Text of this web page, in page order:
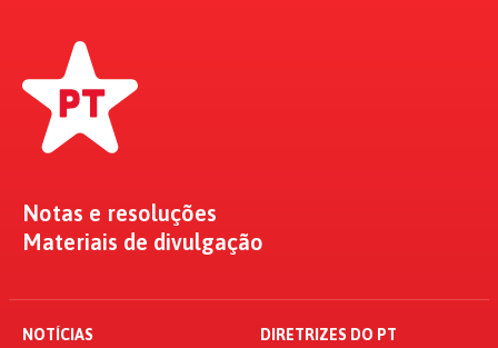
Notas e resoluções
Materiais de divulgação
NOTÍCIAS DIRETRIZES DO PT